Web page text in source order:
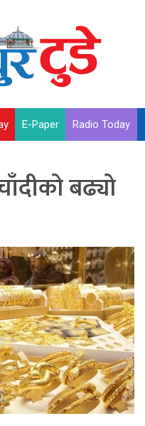
E-Paper Radio Today
बढ्यो